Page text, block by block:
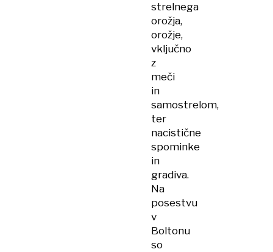
strelnega
orožja,
orožje,
vključno
z
meči
in
samostrelom,
ter
nacistične
spominke
in
gradiva.
Na
posestvu
v
Boltonu
so